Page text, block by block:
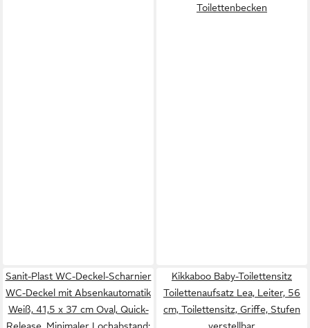
Toilettenbecken
Sanit-Plast WC-Deckel-Scharnier
WC-Deckel mit Absenkautomatik
Weiß, 41,5 x 37 cm Oval, Quick-
Release, Minimaler Lochabstand:
Kikkaboo Baby-Toilettensitz
Toilettenaufsatz Lea, Leiter, 56
cm, Toilettensitz, Griffe, Stufen
verstellbar